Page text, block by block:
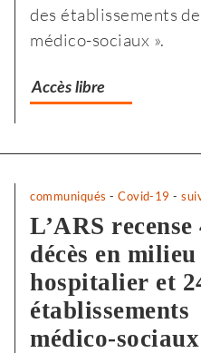
des établissements
médico-sociaux ».
Accès libre
communiqués -Covid-19 -
L’ARS recense
décès en milieu
hospitalier et
établissements
médico-sociaux